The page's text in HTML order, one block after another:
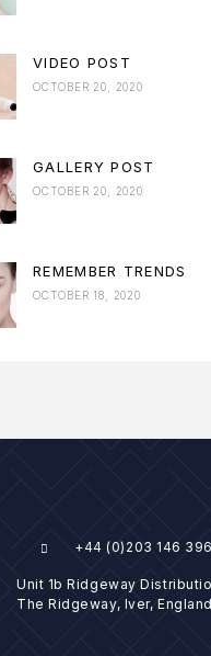
VIDEO POST
OCTOBER 20, 2020
GALLERY POST
OCTOBER 20, 2020
REMEMBER TRENDS
OCTOBER 18, 2020
+44 (0)203 146
Unit 1b Ridgeway
The Ridgeway, Iver,